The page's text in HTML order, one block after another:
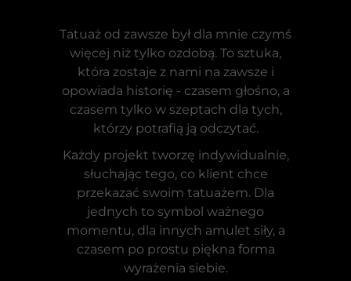
Tatuaż od zawsze był dla mnie czymś
więcej niż tylko ozdobą. To sztuka,
która zostaje z nami na zawsze i
opowiada historię - czasem głośno, a
czasem tylko w szeptach dla tych,
którzy potrafią ją odczytać.
Każdy projekt tworzę indywidualnie,
słuchając tego, co klient chce
przekazać swoim tatuażem. Dla
jednych to symbol ważnego
momentu, dla innych amulet siły, a
czasem po prostu piękna forma
wyrażenia siebie.